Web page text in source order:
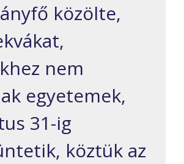
közölte,
nem
egyetemek,
31-ig
köztük az